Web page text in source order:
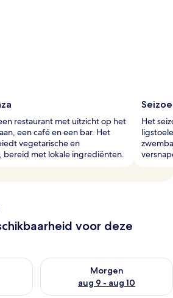
restaurant met uitzicht op het
een café en een bar. Het
vegetarische en
bereid met lokale ingrediënten.
Het
voor deze
voor vanavond aug 8 - aug 9
Morgen
aug 9 - aug 10
De beschikbaarheid